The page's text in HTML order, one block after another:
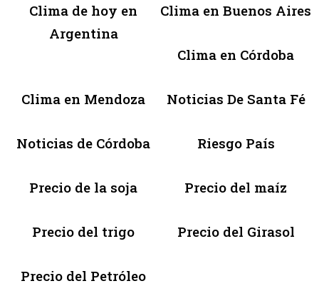
Clima de hoy en
Argentina
Clima en Buenos Aires
Clima en Córdoba
Clima en Mendoza Noticias De Santa Fé
Noticias de Córdoba Riesgo País
Precio de la soja Precio del maíz
Precio del trigo Precio del Girasol
Precio del Petróleo